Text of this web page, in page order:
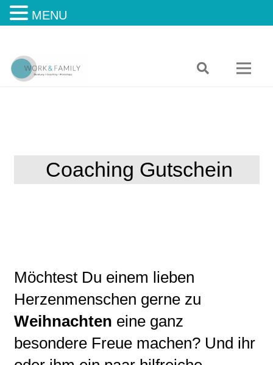
Coaching Gutschein
Möchtest Du einem lieben
Herzenmenschen gerne zu
Weihnachten eine ganz
besondere Freue machen? Und ihr
MENU